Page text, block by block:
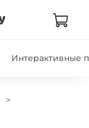
Интерактивные